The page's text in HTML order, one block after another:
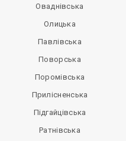
Оваднівська
Олицька
Павлівська
Поворська
Поромівська
Прилісненська
Підгайцівська
Ратнівська